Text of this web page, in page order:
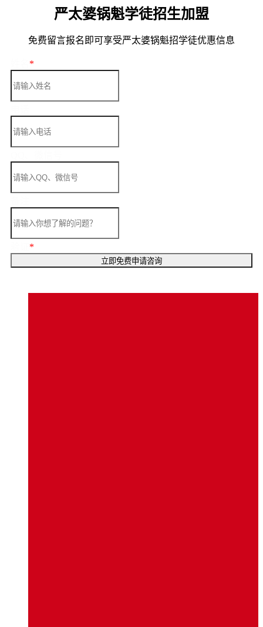
严太婆锅魁学徒招生加盟
免费留言报名即可享受严太婆锅魁招学徒优惠信息
*
*